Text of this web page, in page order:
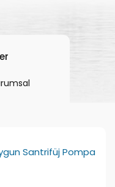
Santrifüj Pompa